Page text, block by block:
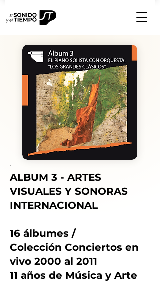
ALBUM 3 - ARTES
VISUALES Y SONORAS
INTERNACIONAL
16 álbumes /
Colección Conciertos en
vivo 2000 al 2011
11 años de Música y Arte